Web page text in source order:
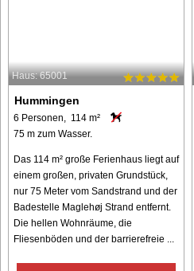
Haus: 65001
Hummingen
6 Personen, 114 m²
75 m zum Wasser.
Das 114 m² große Ferienhaus liegt auf
einem großen, privaten Grundstück,
nur 75 Meter vom Sandstrand und der
Badestelle Maglehøj Strand entfernt.
Die hellen Wohnräume, die
Fliesenböden und der barrierefreie ...